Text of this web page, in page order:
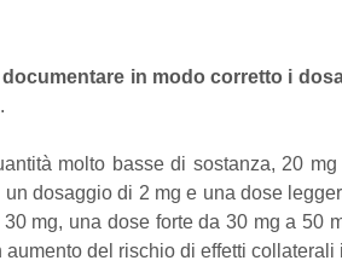
in modo corretto i
molto basse di sostanza, 20
dosaggio di 2 mg e una dose
mg, una dose forte da 30 mg a 50
del rischio di effetti collaterali